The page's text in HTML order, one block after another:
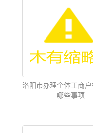
洛阳市办理个体工商
哪些事项